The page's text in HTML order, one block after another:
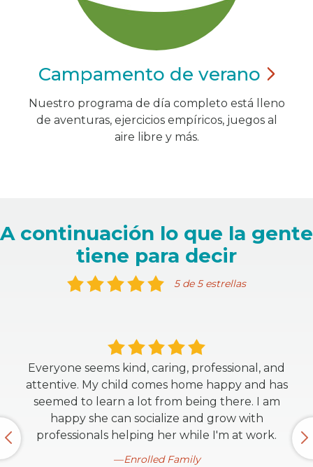
Campamento de verano
Nuestro programa de día completo está lleno
de aventuras, ejercicios empíricos, juegos al
aire libre y más.
A continuación lo que la gente
tiene para decir
5 de 5 estrellas
Everyone seems kind, caring, professional, and
attentive. My child comes home happy and has
seemed to learn a lot from being there. I am
happy she can socialize and grow with
professionals helping her while I'm at work.
Enrolled Family